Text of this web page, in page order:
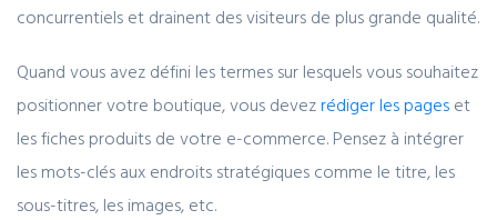
concurrentiels et drainent des visiteurs de plus grande qualité.
Quand vous avez défini les termes sur lesquels vous souhaitez
positionner votre boutique, vous devezrédiger les pages et
les fiches produits de votre e-commerce. Pensez à intégrer
les mots-clés aux endroits stratégiques comme le titre, les
sous-titres, les images, etc.